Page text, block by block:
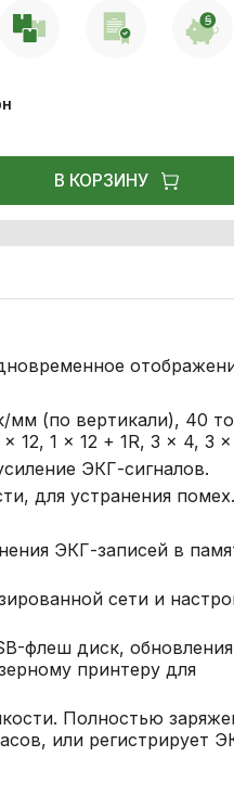
В КОРЗИНУ
мм (по вертикали), 40
12, 1 × 12 + 1R, 3 × 4, 3 ×
ЭКГ-сигналов.
для устранения помех.
ЭКГ-записей в
сети и
флеш диск, обновления
принтеру для
Полностью
или регистрирует